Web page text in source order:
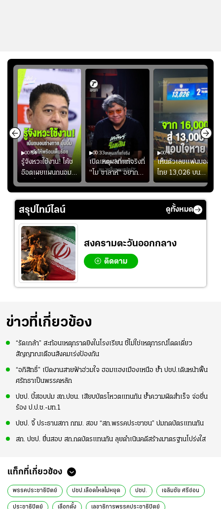
00:54
รู้จังหวะใช้งาน! โค้ช
อ๊อตเผยแผนถนอม
“บุ๋มบิ๋ม” เพื่อรักษา
ร่างกายให้พร้อมที่สุด
00:33
เปิดเหตุผลที่แท้จริงที่
"โม ซาลาห์" อยาก
ย้ายซบ "แทร็บซอนส
ปอร์"
00:40
เห็นตัวเลขแฟนบอล
ไทย 13,026 บน
สกอร์บอร์ดแล้วแอบ
ใจหาย น้อยกว่านัดที่
แล้วเจอมาเลเซียตั้ง
สรุปไทม์ไลน์ ดูทั้งหมด
สงครามตะวันออกกลาง
ติดตาม
ข่าวที่เกี่ยวข้อง
“รัดเกล้า” สะท้อนเหตุกราดยิงในโรงเรียน ชี้ไม่ใช่เหตุการณ์โดดเดี่ยว
สัญญาณเตือนสังคมเร่งป้องกัน
“อภิสิทธิ์” เปิดงานสายฟ้าฮ่วมใจ ฮอมแฮงเมืองเหนือ ย้ำ ปชป.เดินหน้าฟื้น
ศรัทธาเป็นพรรคหลัก
ปชป. บี้สอบปม สก.ปชน. เสียบบัตรโหวตแทนกัน ย้ำความผิดสำเร็จ จ่อยื่น
ร้อง ป.ป.ช.-มท.1
ปชป. จี้ ประธานสภา กทม. สอบ “สก.พรรคประชาชน” ปมกดบัตรแทนกัน
สก. ปชป. ยื่นสอบ สก.กดบัตรแทนกัน ลุยดำเนินคดีสร้างมาตรฐานโปร่งใส
แท็กที่เกี่ยวข้อง
พรรคประชาธิปัตย์ ปชป.เลือดไหลไม่หยุด ปชป. เฉลิมชัย ศรีอ่อน
ประชาธิปัตย์ เลือกตั้ง เลขาธิการพรรคประชาธิปัตย์